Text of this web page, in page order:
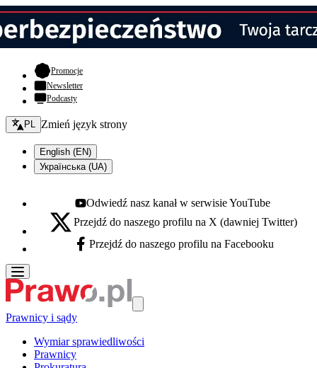
Promocje- otwiera się w nowej karcie
Newsletter
Podcasty
Zmień język - bieżący:
PL Zmień język strony
English (EN)
Українська (UA)
Youtube - otwiera się w nowej karcie
Odwiedź nasz kanał w serwisie YouTube
X - otwiera się w nowej karcie
Przejdź do naszego profilu na X (dawniej Twitter)
Facebook - otwiera się w nowej karcie
Przejdź do naszego profilu na Facebooku
Prawnicy i sądy
Wymiar sprawiedliwości
Prawnicy